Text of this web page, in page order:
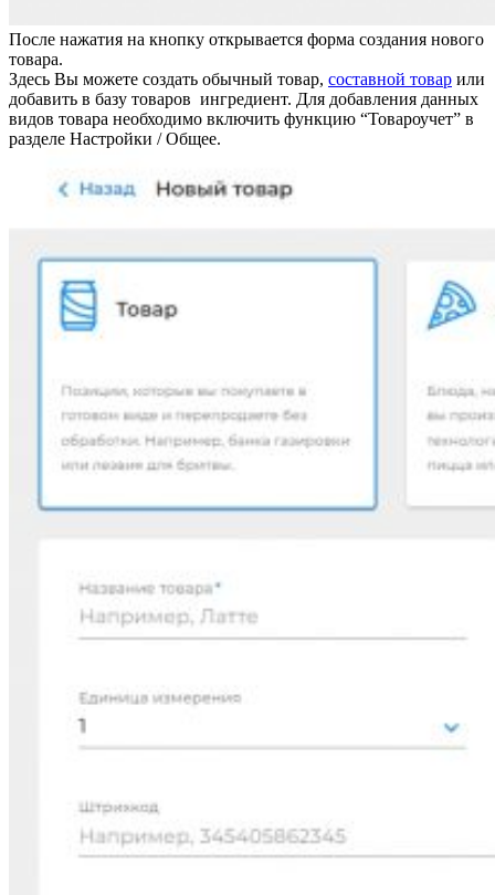
После нажатия на кнопку открывается форма создания нового
товара.
Здесь Вы можете создать обычный товар, составной товар или
добавить в базу товаров ингредиент. Для добавления данных
видов товара необходимо включить функцию “Товароучет” в
разделе Настройки / Общее.